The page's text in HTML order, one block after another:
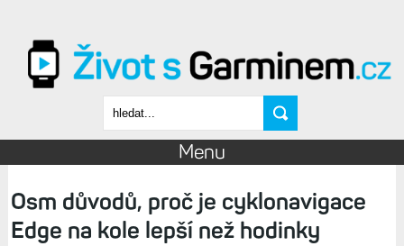
Vyhledávání
Menu
Osm důvodů, proč je cyklonavigace
Edge na kole lepší než hodinky